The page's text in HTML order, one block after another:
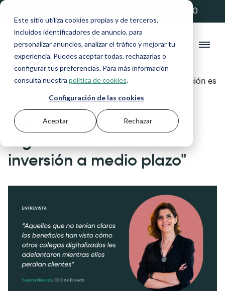
Este sitio utiliza cookies propias y de terceros,
incluidos identificadores de anuncio, para
personalizar anuncios, analizar el tráfico y mejorar tu
experiencia. Puedes aceptar todas, rechazarlas o
configurar tus preferencias. Para más información
consulta nuestra política de cookies.
Configuración de las cookies
Aceptar Rechazar
💚 20% de descuento con el código ANFIX20
Blog >Asesores >Susana Navarro: "La digitalización es
una inversión a medio plazo"
Susana Navarro: "La
digitalización es una
inversión a medio plazo"